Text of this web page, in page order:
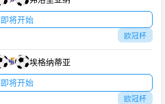
即将开始
欧冠杯
埃格纳蒂亚
即将开始
欧冠杯